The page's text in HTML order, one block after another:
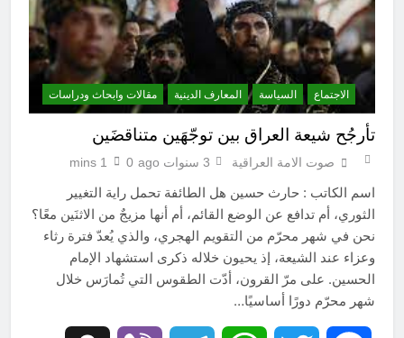
الاجتماع السياسة المعارف الدينية مقالات وابحاث ودراسات
تأرجُح شيعة العراق بين توجّهَين متناقضَين
صوت الامة العراقية 3 سنوات ago 0
1 mins
اسم الكاتب : حارث حسين هل الطائفة تحمل راية التغيير
الثوري، أم تدافع عن الوضع القائم، أم أنها مزيجٌ من الاثنَين معًا؟
نحن في شهر محرّم من التقويم الهجري، والذي يُعدّ فترة رثاء
وعزاء عند الشيعة، إذ يحيون خلاله ذكرى استشهاد الإمام
الحسين. على مرّ القرون، أدّت الطقوس التي تُمارَس خلال
شهر محرّم دورًا أساسيًا…